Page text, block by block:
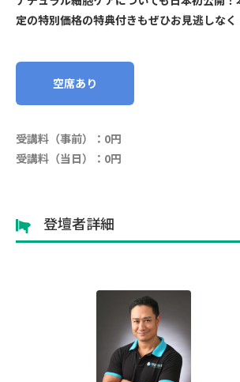
定の特別価格の特典付きもぜひお見逃しなく
空席あり
受講料（事前）：0円
受講料（当日）：0円
登壇者詳細